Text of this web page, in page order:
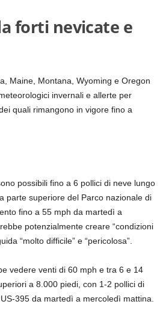
forti nevicate e
Maine, Montana, Wyoming e Oregon
invernali e allerte per
quali rimangono in vigore fino a
possibili fino a 6 pollici di neve lungo
parte superiore del Parco nazionale di
fino a 55 mph da martedì a
potenzialmente creare “condizioni
“molto difficile” e “pericolosa”.
vedere venti di 60 mph e tra 6 e 14
a 8.000 piedi, con 1-2 pollici di
395 da martedì a mercoledì mattina.